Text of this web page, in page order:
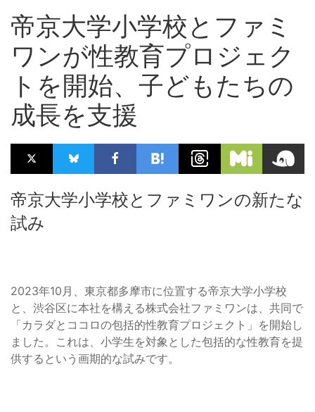
帝京大学小学校とファミ
ワンが性教育プロジェク
トを開始、子どもたちの
成長を支援
帝京大学小学校とファミワンの新たな
試み
2023年10月、東京都多摩市に位置する帝京大学小学校
と、渋谷区に本社を構える株式会社ファミワンは、共同で
「カラダとココロの包括的性教育プロジェクト」を開始し
ました。これは、小学生を対象とした包括的な性教育を提
供するという画期的な試みです。